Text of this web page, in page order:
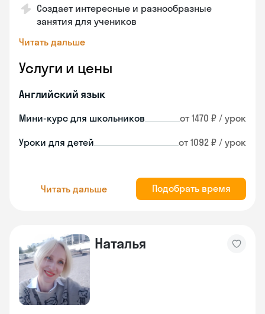
Создает интересные и разнообразные
занятия для учеников
Читать дальше
Услуги и цены
Английский язык
Мини-курс для школьников от 1470 ₽ / урок
Уроки для детей от 1092 ₽ / урок
Читать дальше Подобрать время
Наталья